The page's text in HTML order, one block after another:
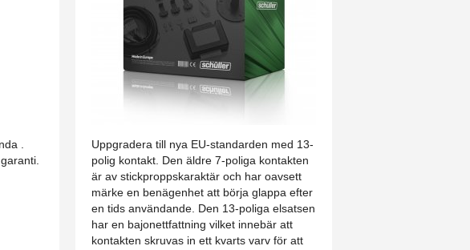
.
13-polig - Premium elsats
Uppgradera till nya EU-standarden med 13-
polig kontakt. Den äldre 7-poliga kontakten
är av stickproppskaraktär och har oavsett
märke en benägenhet att börja glappa efter
en tids användande. Den 13-poliga elsatsen
har en bajonettfattning vilket innebär att
kontakten skruvas in ett kvarts varv för att